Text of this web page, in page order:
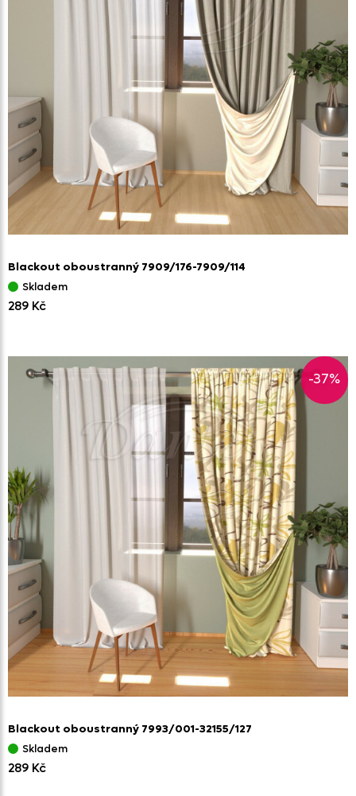
Blackout oboustranný 7909/176-7909/114
Skladem
289 Kč
-37%
Blackout oboustranný 7993/001-32155/127
Skladem
289 Kč